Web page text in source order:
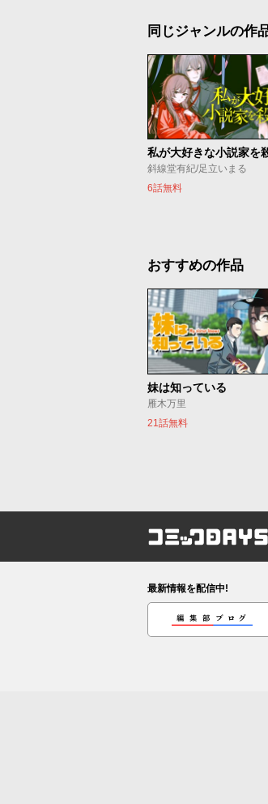
同じジャンルの作
斜線堂有紀/足立いまる
6話無料
おすすめの作品
妹は知っている
雁木万里
21話無料
コミック
最新情報を配信中!
編集部ブログ